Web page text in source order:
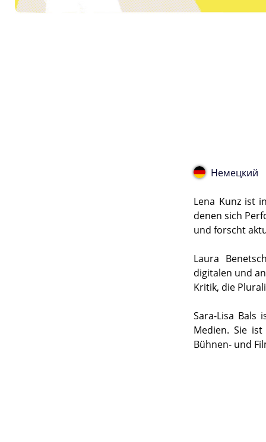
Немецкий
Lena Kunz ist
denen sich
und forscht
Laura
digitalen und
Kritik, die
Sara-Lisa Bals
Medien. Sie
Bühnen- und